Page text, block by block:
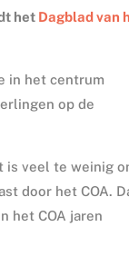
het Dagblad van
in het centrum
op de
is veel te weinig
door het COA.
het COA jaren